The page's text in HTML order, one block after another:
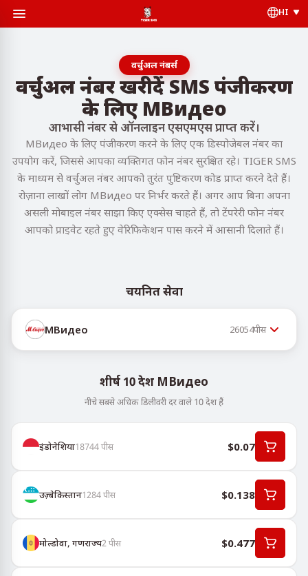
HI
वर्चुअल नंबर्स
वर्चुअल नंबर खरीदें SMS पंजीकरण
के लिए МВидео
आभासी नंबर से ऑनलाइन एसएमएस प्राप्त करें।
МВидео के लिए पंजीकरण करने के लिए एक डिस्पोजेबल नंबर का
उपयोग करें, जिससे आपका व्यक्तिगत फोन नंबर सुरक्षित रहे। TIGER SMS
के माध्यम से वर्चुअल नंबर आपको तुरंत पुष्टिकरण कोड प्राप्त करने देते हैं।
रोज़ाना लाखों लोग МВидео पर निर्भर करते हैं। अगर आप बिना अपना
असली मोबाइल नंबर साझा किए एक्सेस चाहते हैं, तो टेंपरेरी फोन नंबर
आपको प्राइवेट रहते हुए वेरिफिकेशन पास करने में आसानी दिलाते हैं।
चयनित सेवा
МВидео 26054पीस
शीर्ष 10 देश МВидео
नीचे सबसे अधिक डिलीवरी दर वाले 10 देश हैं
इंडोनेशिया18744पीस $0.07
उज़्बेकिस्तान1284पीस $0.138
मोल्डोवा, गणराज्य2 पीस $0.477